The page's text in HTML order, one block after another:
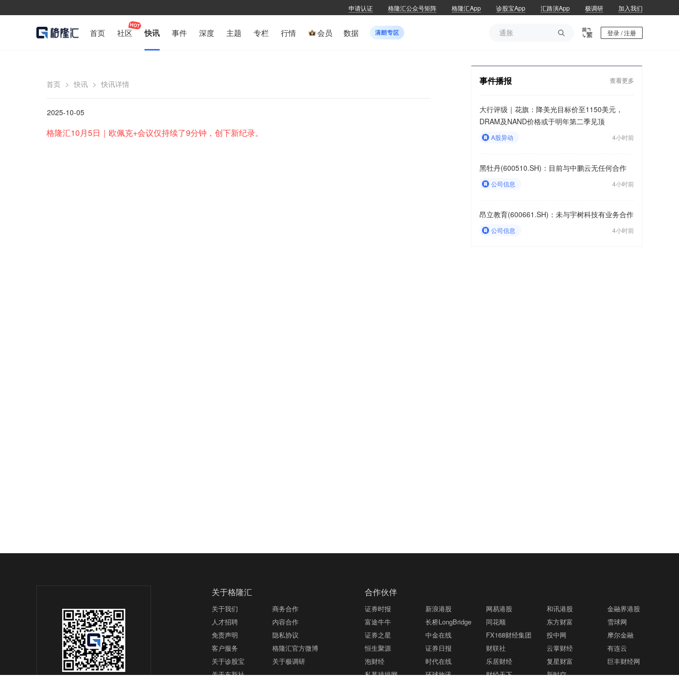
申请认证 格隆汇公众号矩阵 格隆汇App 诊股宝App 汇路演App 极调研 加入我们
首页 社区 快讯 事件 深度 主题 专栏 行情 会员 数据 
通胀
登录 / 注册
首页 > 快讯 > 快讯详情
2025-10-05
格隆汇10月5日｜欧佩克+会议仅持续了9分钟，创下新纪录。
事件播报 查看更多
大行评级｜花旗：降美光目标价至1150美元，
DRAM及NAND价格或于明年第二季见顶
A股异动 4小时前
黑牡丹(600510.SH)：目前与中鹏云无任何合作
公司信息 4小时前
昂立教育(600661.SH)：未与宇树科技有业务合作
公司信息 4小时前
关于格隆汇
关于我们
商务合作
人才招聘
内容合作
免责声明
隐私协议
客户服务
格隆汇官方微博
关于诊股宝
关于极调研
关于东新社
合作伙伴
证券时报 新浪港股 网易港股 和讯港股
金融界港股
富途牛牛
长桥LongBridge 同花顺 东方财富
雪球网
证券之星
中金在线 FX168财经集团 投中网
摩尔金融
恒生聚源
证券日报 财联社 云掌财经
有连云
泡财经
时代在线 乐居财经 复星财富
巨丰财经网
私募排排网
环球旅讯 财经天下 新时空